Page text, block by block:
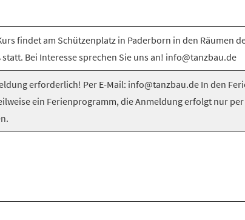
findet am Schützenplatz in Paderborn in den Räumen
statt. Bei Interesse sprechen Sie uns an! info@tanzbau.de
erforderlich! Per E-Mail: info@tanzbau.de In den
ein Ferienprogramm, die Anmeldung erfolgt nur